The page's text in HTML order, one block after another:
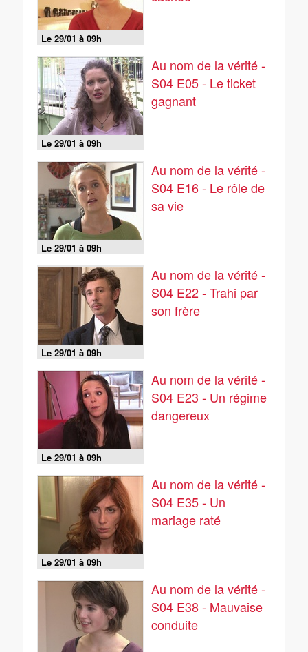
Le 29/01 à 09h
Le 29/01 à 09h
Au nom de la vérité -
S04 E05 - Le ticket
gagnant
Le 29/01 à 09h
Au nom de la vérité -
S04 E16 - Le rôle de
sa vie
Le 29/01 à 09h
Au nom de la vérité -
S04 E22 - Trahi par
son frère
Le 29/01 à 09h
Au nom de la vérité -
S04 E23 - Un régime
dangereux
Le 29/01 à 09h
Au nom de la vérité -
S04 E35 - Un
mariage raté
Au nom de la vérité -
S04 E38 - Mauvaise
conduite